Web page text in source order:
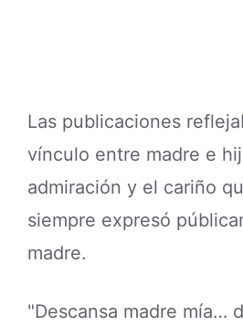
Las publicaciones
vínculo entre madre e
admiración y el cariño
siempre expresó
madre.
"Descansa madre mía…